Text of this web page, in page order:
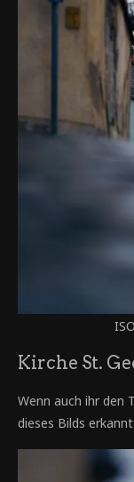
Kirche St.
Wenn auch ihr den
dieses Bilds